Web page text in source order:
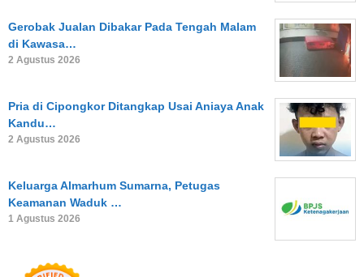
Gerobak Jualan Dibakar Pada Tengah Malam
di Kawasa…
2 Agustus 2026
Pria di Cipongkor Ditangkap Usai Aniaya Anak
Kandu…
2 Agustus 2026
Keluarga Almarhum Sumarna, Petugas
Keamanan Waduk …
1 Agustus 2026